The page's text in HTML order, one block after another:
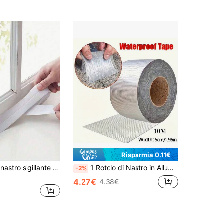
1/3/5 metri di nastro sigillante adesivo per bagno, sigillante per vasca da bagno e pareti, riempitivo, impermeabile per lavandino, doccia, wc, bordo di vasca da bagno e protezione per pareti
Risparmia 0.11€
-2% 1 Rotolo di Nastro in Alluminio Impermeabile ad Alta Resistenza da 118,11 Pollici - Ultra Durevole, Resistente al Calore, Isolante, Anti-Perdite e Anti-Ruggine, Sigillatura Istantanea, Ideale per Riparazioni di Perdite, Perfetto per Tubi, Idraulica, Tetti, Pareti e Manutenzione di Piscine
4.27€ 4.38€